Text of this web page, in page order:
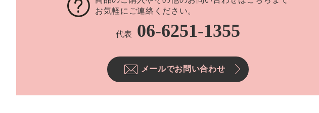
お気軽にご連絡ください。
代表 06-6251-1355
メールでお問い合わせ